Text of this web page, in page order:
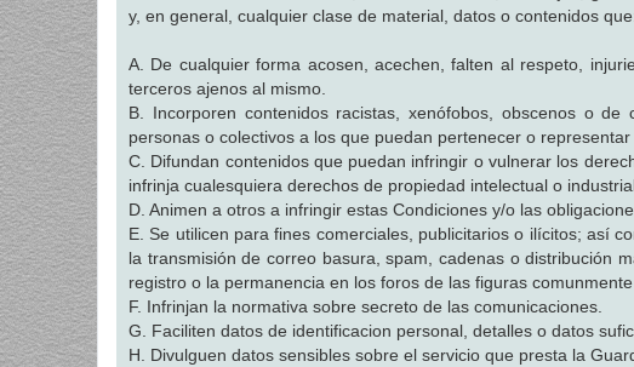
y, en general, cualquier clase de material, datos o contenidos
A. De cualquier forma acosen, acechen, falten al respeto,
terceros ajenos al mismo.
B. Incorporen contenidos racistas, xenófobos, obscenos o
personas o colectivos a los que puedan pertenecer o
C. Difundan contenidos que puedan infringir o vulnerar los
infrinja cualesquiera derechos de propiedad intelectual o
D. Animen a otros a infringir estas Condiciones y/o las
E. Se utilicen para fines comerciales, publicitarios o ilícitos; así
la transmisión de correo basura, spam, cadenas o distribución
registro o la permanencia en los foros de las figuras
F. Infrinjan la normativa sobre secreto de las comunicaciones.
G. Faciliten datos de identificacion personal, detalles o datos
H. Divulguen datos sensibles sobre el servicio que presta la